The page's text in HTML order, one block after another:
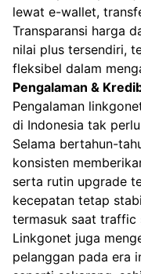
lewat e-wallet,
Transparansi harga
nilai plus tersendiri,
fleksibel dalam
Pengalaman &
Pengalaman
di Indonesia tak
Selama bertahun-
konsisten
serta rutin upgrade
kecepatan tetap
termasuk saat traffic
Linkgonet juga
pelanggan pada era